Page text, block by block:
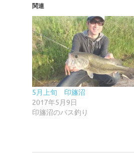
関連
5月上旬 印旛沼
2017年5月9日
印旛沼のバス釣り